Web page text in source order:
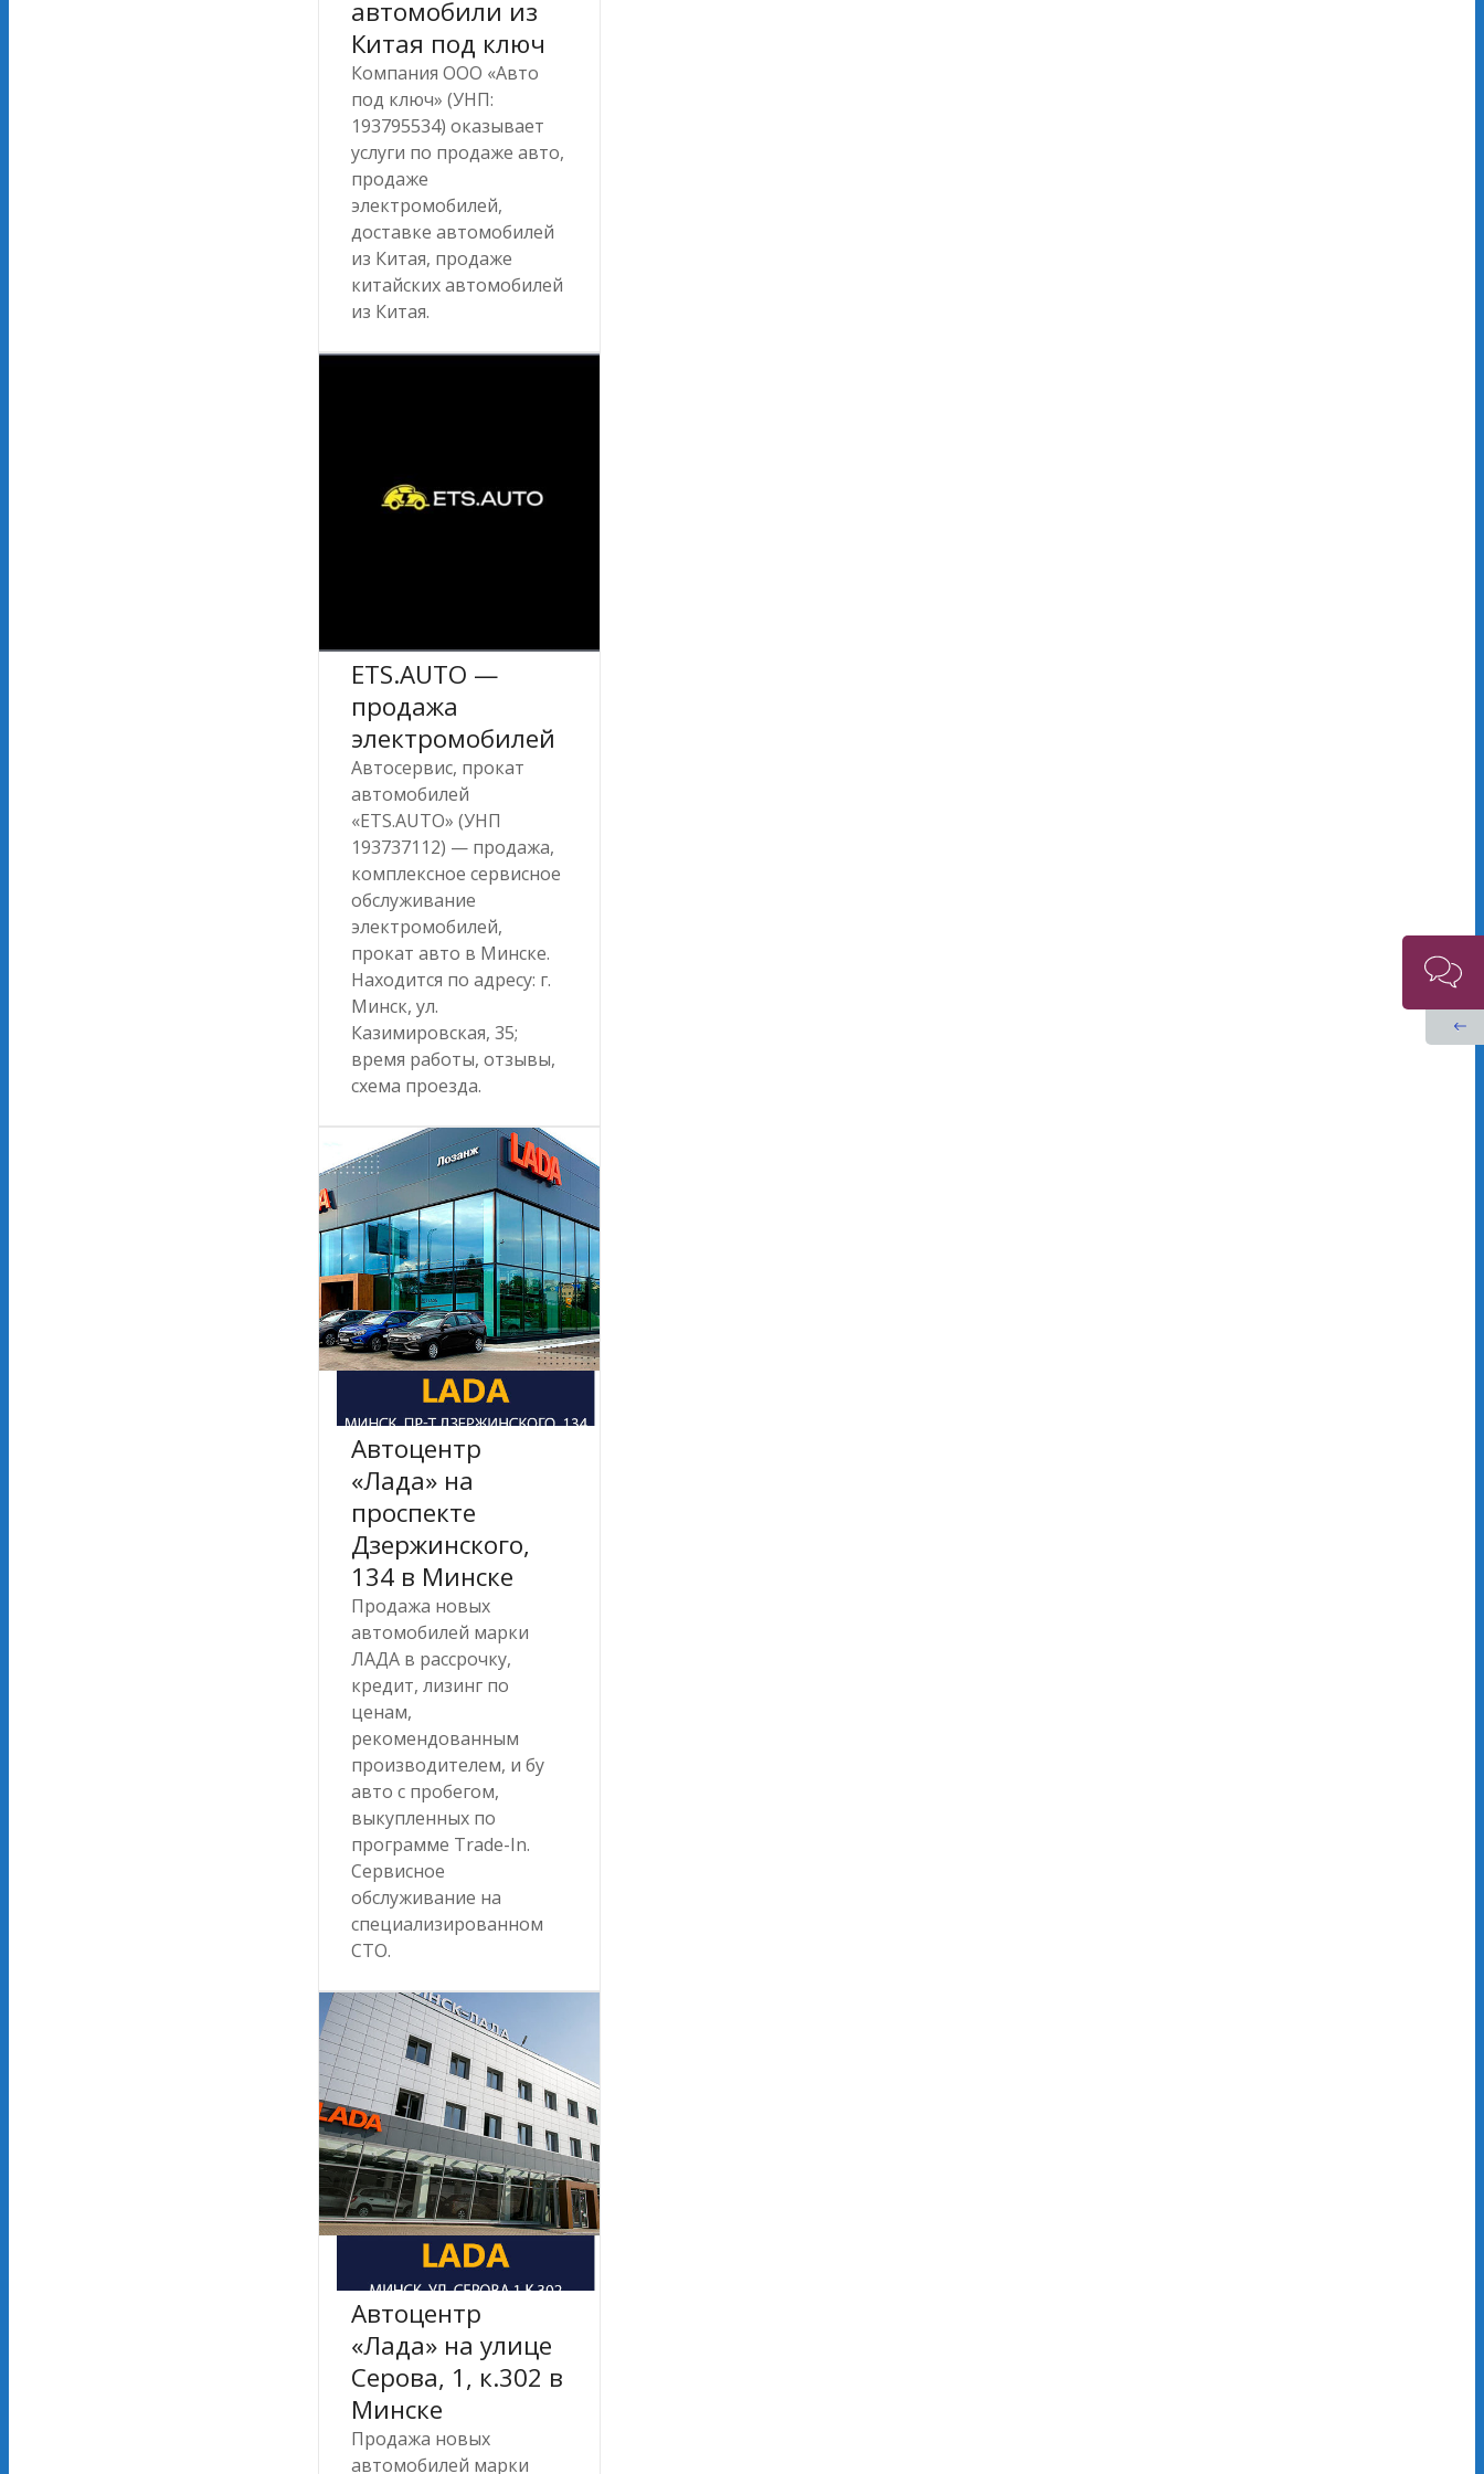
автомобили из
Китая под ключ
Компания ООО «Авто
под ключ» (УНП:
193795534) оказывает
услуги по продаже авто,
продаже
электромобилей,
доставке автомобилей
из Китая, продаже
китайских автомобилей
из Китая.
ETS.AUTO —
продажа
электромобилей
Автосервис, прокат
автомобилей
«ETS.AUTO» (УНП
193737112) — продажа,
комплексное сервисное
обслуживание
электромобилей,
прокат авто в Минске.
Находится по адресу: г.
Минск, ул.
Казимировская, 35;
время работы, отзывы,
схема проезда.
Автоцентр
«Лада» на
проспекте
Дзержинского,
134 в Минске
Продажа новых
автомобилей марки
ЛАДА в рассрочку,
кредит, лизинг по
ценам,
рекомендованным
производителем, и бу
авто с пробегом,
выкупленных по
программе Trade-In.
Сервисное
обслуживание на
специализированном
СТО.
Автоцентр
«Лада» на улице
Серова, 1, к.302 в
Минске
Продажа новых
автомобилей марки